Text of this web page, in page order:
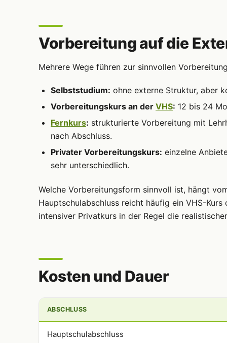
Vorbereitung auf die
Mehrere Wege führen zur sinnvollen
Selbststudium: ohne externe Struktur, aber
Vorbereitungskurs an der VHS: 12 bis 24
Fernkurs: strukturierte Vorbereitung mit
nach Abschluss.
Privater Vorbereitungskurs: einzelne
sehr unterschiedlich.
Welche Vorbereitungsform sinnvoll ist, hängt
Hauptschulabschluss reicht häufig ein VHS-
intensiver Privatkurs in der Regel die
Kosten und Dauer
ABSCHLUSS
Hauptschulabschluss